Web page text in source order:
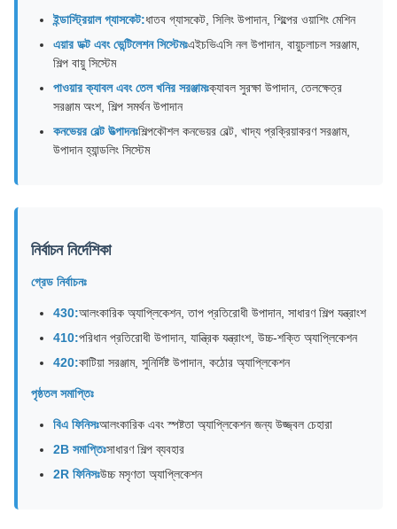
ইন্ডাস্ট্রিয়াল গ্যাসকেট:ধাতব গ্যাসকেট, সিলিং উপাদান, শিল্পের ওয়াশিং মেশিন
এয়ার ডক্ট এবং ভেন্টিলেশন সিস্টেমঃএইচভিএসি নল উপাদান, বায়ুচলাচল সরঞ্জাম,
শিল্প বায়ু সিস্টেম
পাওয়ার ক্যাবল এবং তেল খনির সরঞ্জামঃক্যাবল সুরক্ষা উপাদান, তেলক্ষেত্র
সরঞ্জাম অংশ, শিল্প সমর্থন উপাদান
কনভেয়র বেল্ট উত্পাদনঃশিল্পকৌশল কনভেয়র বেল্ট, খাদ্য প্রক্রিয়াকরণ সরঞ্জাম,
উপাদান হ্যান্ডলিং সিস্টেম
নির্বাচন নির্দেশিকা
গ্রেড নির্বাচনঃ
430:আলংকারিক অ্যাপ্লিকেশন, তাপ প্রতিরোধী উপাদান, সাধারণ শিল্প যন্ত্রাংশ
410:পরিধান প্রতিরোধী উপাদান, যান্ত্রিক যন্ত্রাংশ, উচ্চ-শক্তি অ্যাপ্লিকেশন
420:কাটিয়া সরঞ্জাম, সুনির্দিষ্ট উপাদান, কঠোর অ্যাপ্লিকেশন
পৃষ্ঠতল সমাপ্তিঃ
বিএ ফিনিসঃআলংকারিক এবং স্পষ্টতা অ্যাপ্লিকেশন জন্য উজ্জ্বল চেহারা
2B সমাপ্তিঃসাধারণ শিল্প ব্যবহার
2R ফিনিসঃউচ্চ মসৃণতা অ্যাপ্লিকেশন